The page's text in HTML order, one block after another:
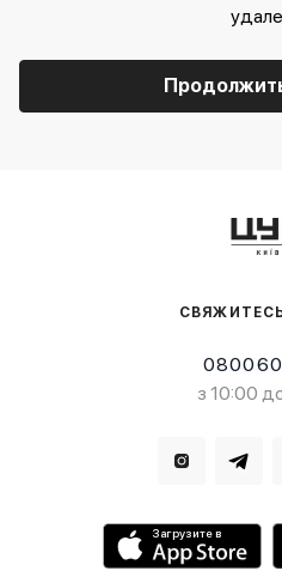
з 10:00
Загрузите в